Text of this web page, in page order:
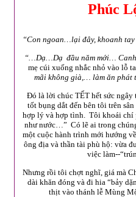
Phúc
“Con ngoan…lại đây, khoanh
“…Dạ…Dạ đầu năm mới…
mẹ cúi xuống nhắc nhỏ vào lỗ
mãi không già,… làm ăn
Đó là lời chúc TẾT hết sức ngây
tốt bụng dắt đến bên tôi trên
hợp lý và hợp tình. Tôi khoái chí
như nước…” Có lẽ ai trong
một cuộc hành trình mới hướng
ông địa và thần tài phù hộ: vừa
việc làm--
Nhưng rồi tôi chợt nghĩ, giá mà
dài khăn đóng và đi hia “bảy
thịt vào thánh lễ Mùng